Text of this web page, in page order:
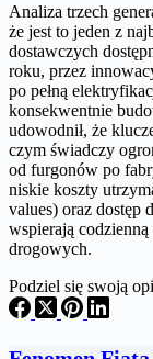
Analiza trzech
że jest to jeden z
dostawczych
roku, przez
po pełną
konsekwentnie
udowodnił, że
czym świadczy
od furgonów po
niskie koszty
values) oraz dostęp
wspierają
drogowych.
Podziel się swoją